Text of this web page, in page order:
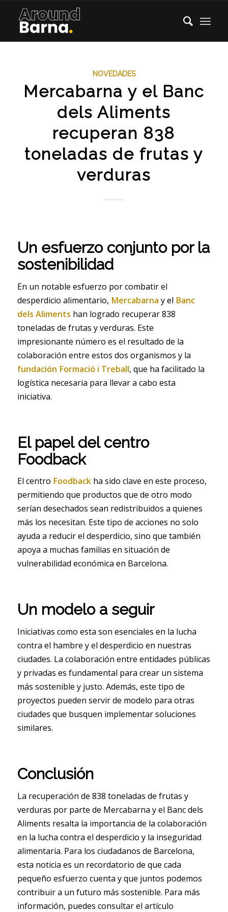
NOVEDADES
Mercabarna y el Banc
dels Aliments
recuperan 838
toneladas de frutas y
verduras
Un esfuerzo conjunto por la
sostenibilidad
En un notable esfuerzo por combatir el
desperdicio alimentario, Mercabarna y el Banc
dels Aliments han logrado recuperar 838
toneladas de frutas y verduras. Este
impresionante número es el resultado de la
colaboración entre estos dos organismos y la
fundación Formació i Treball, que ha facilitado la
logística necesaria para llevar a cabo esta
iniciativa.
El papel del centro
Foodback
El centro Foodbackha sido clave en este proceso,
permitiendo que productos que de otro modo
serían desechados sean redistribuidos a quienes
más los necesitan. Este tipo de acciones no solo
ayuda a reducir el desperdicio, sino que también
apoya a muchas familias en situación de
vulnerabilidad económica en Barcelona.
Un modelo a seguir
Iniciativas como esta son esenciales en la lucha
contra el hambre y el desperdicio en nuestras
ciudades. La colaboración entre entidades públicas
y privadas es fundamental para crear un sistema
más sostenible y justo. Además, este tipo de
proyectos pueden servir de modelo para otras
ciudades que busquen implementar soluciones
similares.
Conclusión
La recuperación de 838 toneladas de frutas y
verduras por parte de Mercabarna y el Banc dels
Aliments resalta la importancia de la colaboración
en la lucha contra el desperdicio y la inseguridad
alimentaria. Para los ciudadanos de Barcelona,
esta noticia es un recordatorio de que cada
pequeño esfuerzo cuenta y que juntos podemos
contribuir a un futuro más sostenible. Para más
información, puedes consultar el artículo